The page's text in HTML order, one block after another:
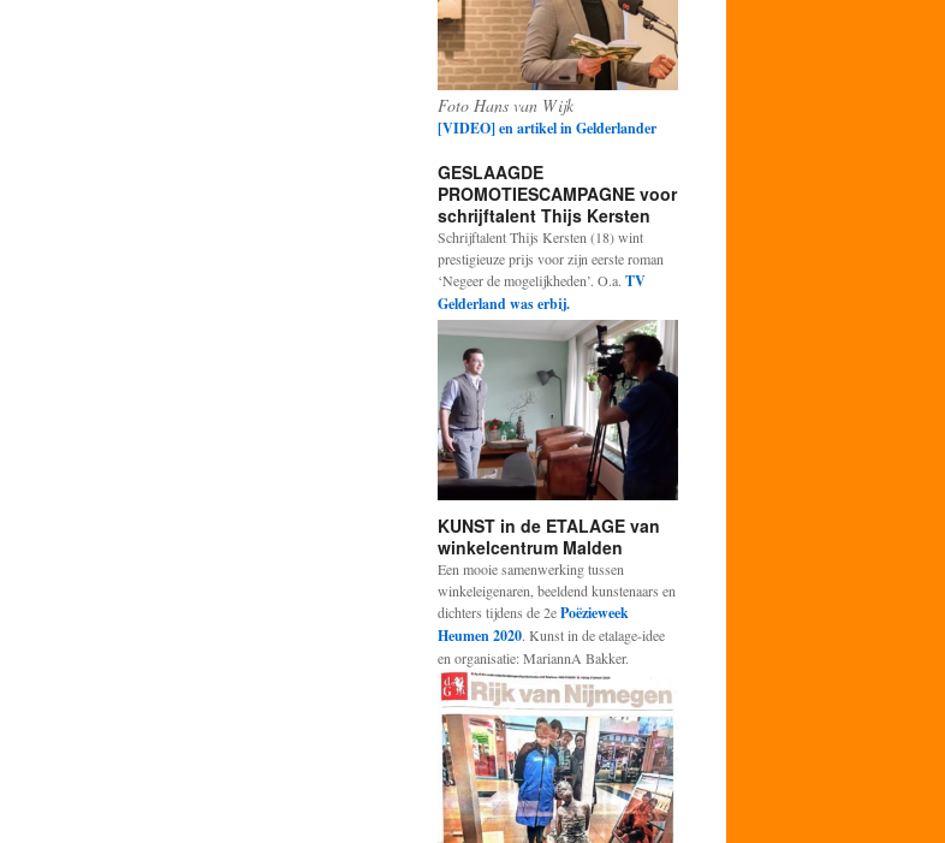
Foto Hans van Wijk
[VIDEO] en artikel in Gelderlander
GESLAAGDE
PROMOTIESCAMPAGNE voor
schrijftalent Thijs Kersten
Schrijftalent Thijs Kersten (18) wint
prestigieuze prijs voor zijn eerste roman
‘Negeer de mogelijkheden’. O.a. TV
Gelderland was erbij.
KUNST in de ETALAGE van
winkelcentrum Malden
Een mooie samenwerking tussen
winkeleigenaren, beeldend kunstenaars en
dichters tijdens de 2ePoëzieweek
Heumen 2020. Kunst in de etalage-idee
en organisatie: MariannA Bakker.